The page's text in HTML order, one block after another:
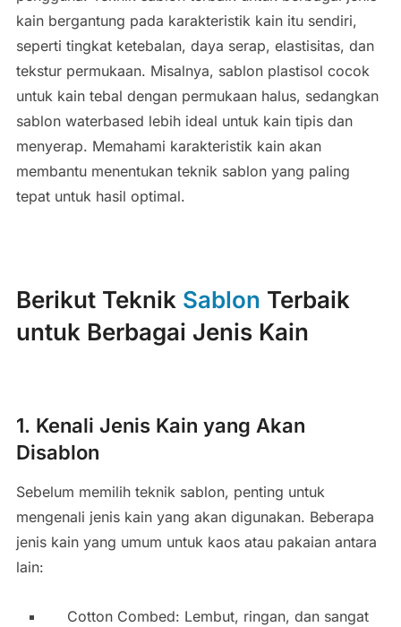
kain bergantung pada karakteristik kain itu sendiri,
seperti tingkat ketebalan, daya serap, elastisitas, dan
tekstur permukaan. Misalnya, sablon plastisol cocok
untuk kain tebal dengan permukaan halus, sedangkan
sablon waterbased lebih ideal untuk kain tipis dan
menyerap. Memahami karakteristik kain akan
membantu menentukan teknik sablon yang paling
tepat untuk hasil optimal.
Berikut Teknik Sablon Terbaik
untuk Berbagai Jenis Kain
1. Kenali Jenis Kain yang Akan
Disablon
Sebelum memilih teknik sablon, penting untuk
mengenali jenis kain yang akan digunakan. Beberapa
jenis kain yang umum untuk kaos atau pakaian antara
lain:
Cotton Combed: Lembut, ringan, dan sangat